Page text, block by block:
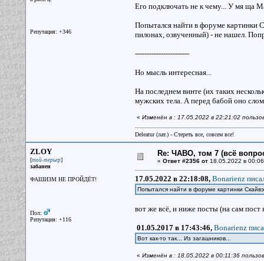
Репутация: +346
Его подключать не к чему... У мя ща
Попытался найти в форуме картинки
пилонах, озвученный) - не нашел.
-----------------------
Но мысль интересная...
На последнем винте (их таких
мужских тела. А перед бабой оно
« Изменён в : 17.05.2022 в 22:21:02
Deleatur (лат.) - Стереть все, совсем все!
ZLOY
[той-терьер]
забанен
ФАШИЗМ НЕ ПРОЙДЁТ!
Пол:
Репутация: +116
Re: ЧАВО, том 7 (всё
« Ответ #2356 от18.05.2022 в
17.05.2022 в 22:18:08, Bonarienz
Попытался найти в форуме картинки
вот же всё, и ниже посты (на сам пост
01.05.2017 в 17:43:46, Bonarienz
Вот как-то так... Из загашников...
« Изменён в : 18.05.2022 в 00:11:36